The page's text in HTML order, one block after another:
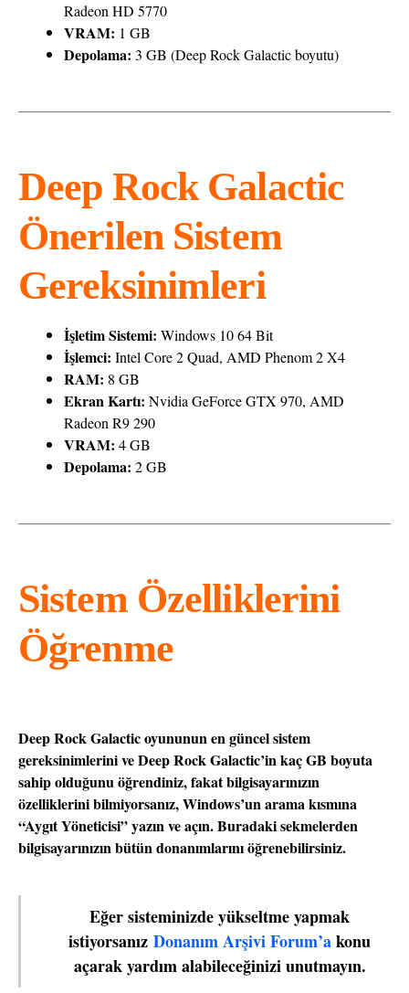
Radeon HD 5770
VRAM: 1 GB
Depolama: 3 GB (Deep Rock Galactic boyutu)
Deep Rock Galactic
Önerilen Sistem
Gereksinimleri
İşletim Sistemi: Windows 10 64 Bit
İşlemci: Intel Core 2 Quad, AMD Phenom 2 X4
RAM: 8 GB
Ekran Kartı: Nvidia GeForce GTX 970, AMD
Radeon R9 290
VRAM: 4 GB
Depolama: 2 GB
Sistem Özelliklerini
Öğrenme
Deep Rock Galactic oyununun en güncel sistem
gereksinimlerini ve Deep Rock Galactic’in kaç GB boyuta
sahip olduğunu öğrendiniz, fakat bilgisayarınızın
özelliklerini bilmiyorsanız, Windows’un arama kısmına
“Aygıt Yöneticisi” yazın ve açın. Buradaki sekmelerden
bilgisayarınızın bütün donanımlarını öğrenebilirsiniz.
Eğer sisteminizde yükseltme yapmak
istiyorsanız Donanım Arşivi Forum’akonu
açarak yardım alabileceğinizi unutmayın.